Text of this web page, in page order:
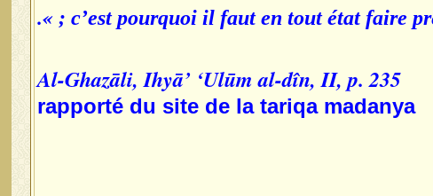
; c’est pourquoi il faut en tout état faire
».
Al-Ghazāli, Ihyā’ ‘Ulūm al-dîn, II, p. 235
rapporté du site de la tariqa madanya